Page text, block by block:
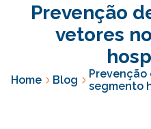
Prevenção
vetores
Home Blog
Prevenção
segmento